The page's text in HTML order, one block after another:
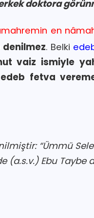
doktora
en
denilmez. Belki
vaiz ismiyle
fetva
“Ümmü
(a.s.v.) Ebu Taybe